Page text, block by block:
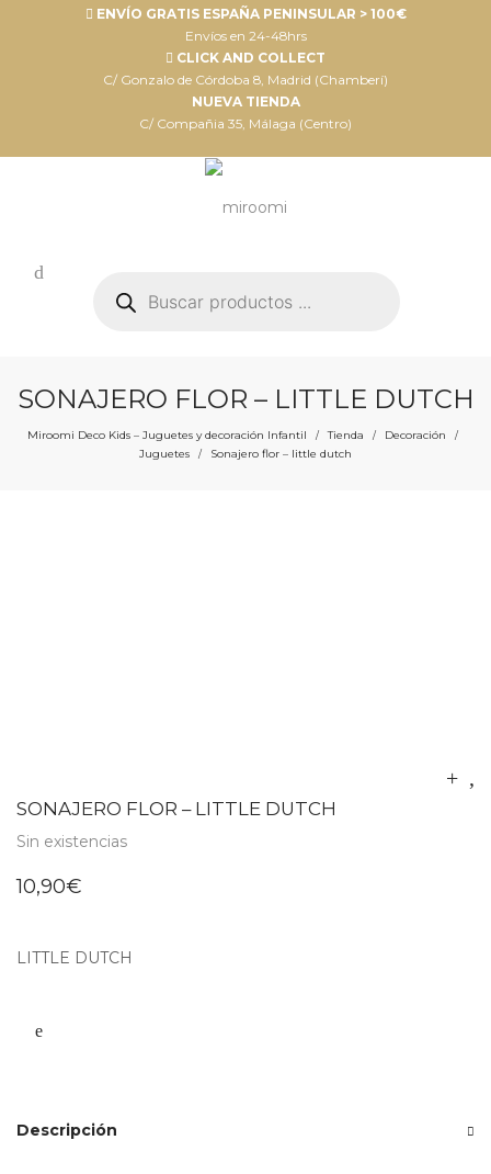
ENVÍO GRATIS ESPAÑA PENINSULAR > 100€
Envíos en 24-48hrs
CLICK AND COLLECT
C/ Gonzalo de Córdoba 8, Madrid (Chamberí)
NUEVA TIENDA
C/ Compañia 35, Málaga (Centro)
productos
SONAJERO FLOR – LITTLE DUTCH
Miroomi Deco Kids – Juguetes y decoración Infantil / Tienda / Decoración /
Juguetes / Sonajero flor – little dutch
SONAJERO FLOR – LITTLE DUTCH
Sin existencias
10,90€
LITTLE DUTCH
Descripción